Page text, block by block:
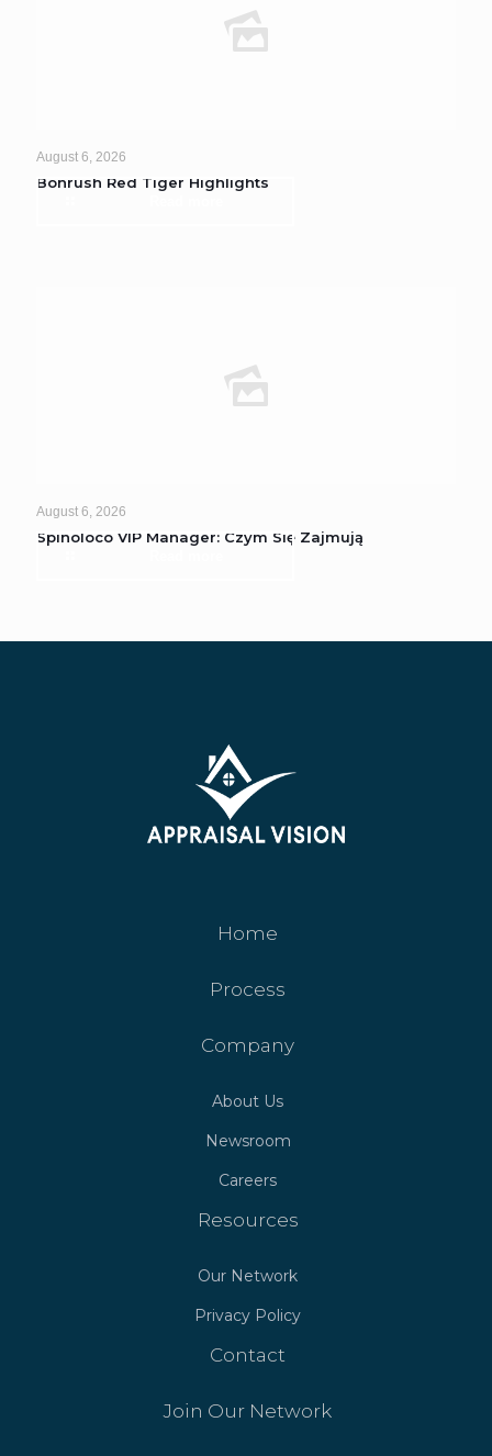
August 6, 2026
Bonrush Red Tiger Highlights
August 6, 2026
Spinoloco VIP Manager: Czym Się Zajmują
Home
Process
Company
About Us
Newsroom
Careers
Resources
Our Network
Privacy Policy
Contact
Join Our Network